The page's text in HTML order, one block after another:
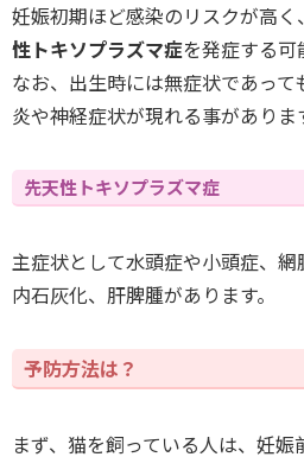
妊娠初期ほど感染のリスクが高く、
性トキソプラズマ症を発症する可
なお、出生時には無症状であっ
炎や神経症状が現れる事がありま
先天性トキソプラズマ症
主症状として水頭症や小頭症、
内石灰化、肝脾腫があります。
予防方法は？
まず、猫を飼っている人は、妊